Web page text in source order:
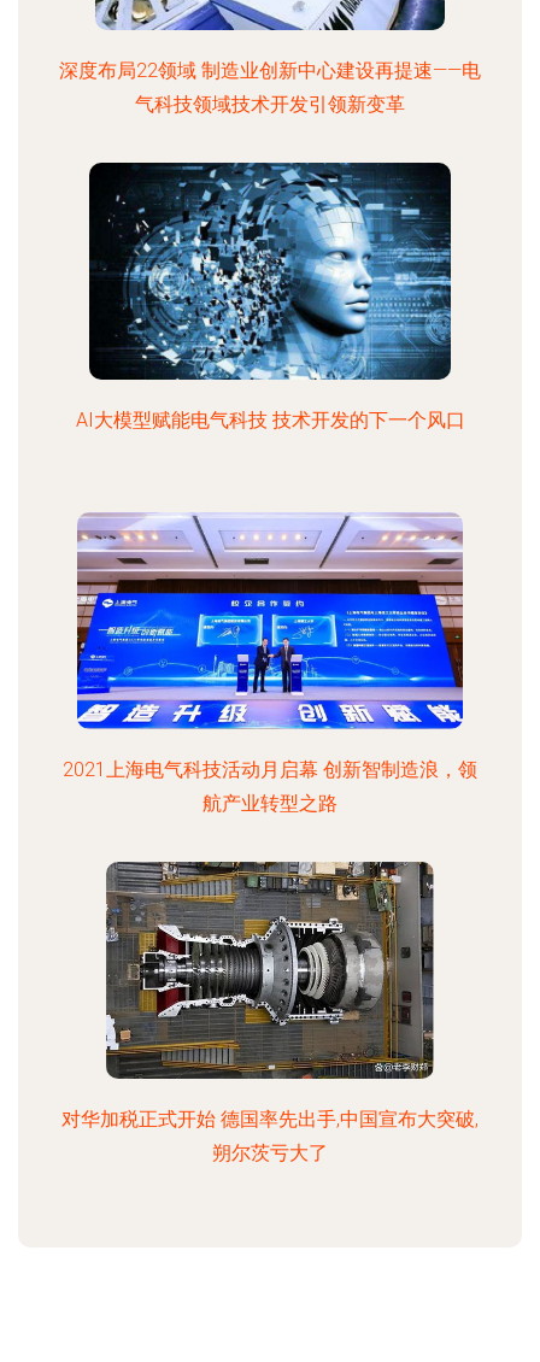
深度布局22领域 制造业创新中心建设再提速——电
气科技领域技术开发引领新变革
AI大模型赋能电气科技 技术开发的下一个风口
2021上海电气科技活动月启幕 创新智制造浪，领
航产业转型之路
对华加税正式开始 德国率先出手,中国宣布大突破,
朔尔茨亏大了